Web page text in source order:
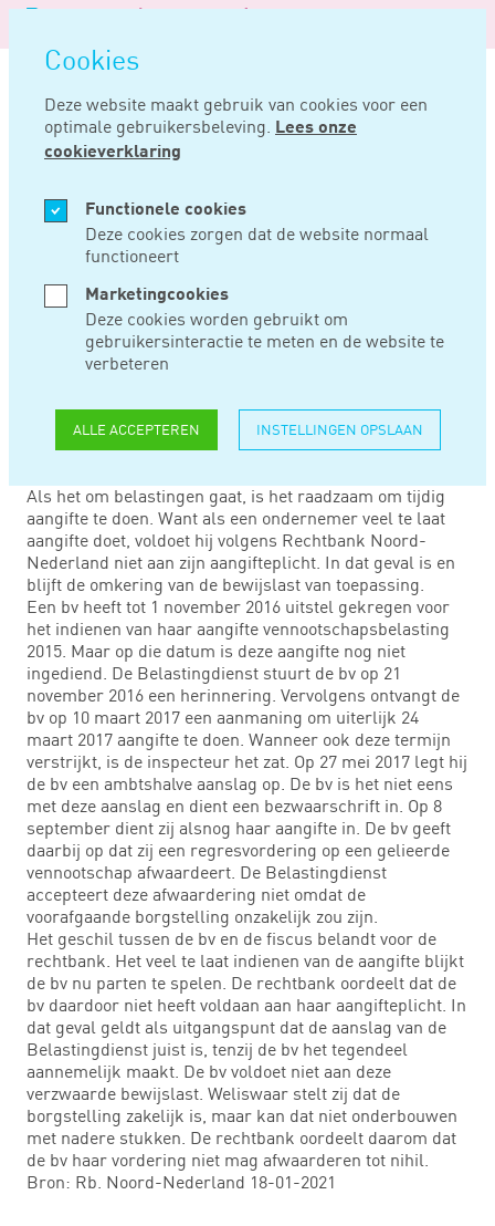
overslaan
Cookies
Deze website maakt gebruik van cookies voor een
optimale gebruikersbeleving. Lees onze
cookieverklaring
Functionele cookies
Deze cookies zorgen dat de website normaal
functioneert
Marketingcookies
Deze cookies worden gebruikt om
gebruikersinteractie te meten en de website te
verbeteren
ALLE ACCEPTEREN INSTELLINGEN OPSLAAN
Logo
Noord
Negentig
Home Nieuws
FEB 02, 2021
VERZWAARDE
BEWIJSLAST BLIJFT
NA TE LATE
AANGIFTE
Als het om belastingen gaat, is het raadzaam om tijdig
aangifte te doen. Want als een ondernemer veel te laat
aangifte doet, voldoet hij volgens Rechtbank Noord-
Nederland niet aan zijn aangifteplicht. In dat geval is en
blijft de omkering van de bewijslast van toepassing.
Een bv heeft tot 1 november 2016 uitstel gekregen voor
het indienen van haar aangifte vennootschapsbelasting
2015. Maar op die datum is deze aangifte nog niet
ingediend. De Belastingdienst stuurt de bv op 21
november 2016 een herinnering. Vervolgens ontvangt de
bv op 10 maart 2017 een aanmaning om uiterlijk 24
maart 2017 aangifte te doen. Wanneer ook deze termijn
verstrijkt, is de inspecteur het zat. Op 27 mei 2017 legt hij
de bv een ambtshalve aanslag op. De bv is het niet eens
met deze aanslag en dient een bezwaarschrift in. Op 8
september dient zij alsnog haar aangifte in. De bv geeft
daarbij op dat zij een regresvordering op een gelieerde
vennootschap afwaardeert. De Belastingdienst
accepteert deze afwaardering niet omdat de
voorafgaande borgstelling onzakelijk zou zijn.
Het geschil tussen de bv en de fiscus belandt voor de
rechtbank. Het veel te laat indienen van de aangifte blijkt
de bv nu parten te spelen. De rechtbank oordeelt dat de
bv daardoor niet heeft voldaan aan haar aangifteplicht. In
dat geval geldt als uitgangspunt dat de aanslag van de
Belastingdienst juist is, tenzij de bv het tegendeel
aannemelijk maakt. De bv voldoet niet aan deze
verzwaarde bewijslast. Weliswaar stelt zij dat de
borgstelling zakelijk is, maar kan dat niet onderbouwen
met nadere stukken. De rechtbank oordeelt daarom dat
de bv haar vordering niet mag afwaarderen tot nihil.
Bron: Rb. Noord-Nederland 18-01-2021